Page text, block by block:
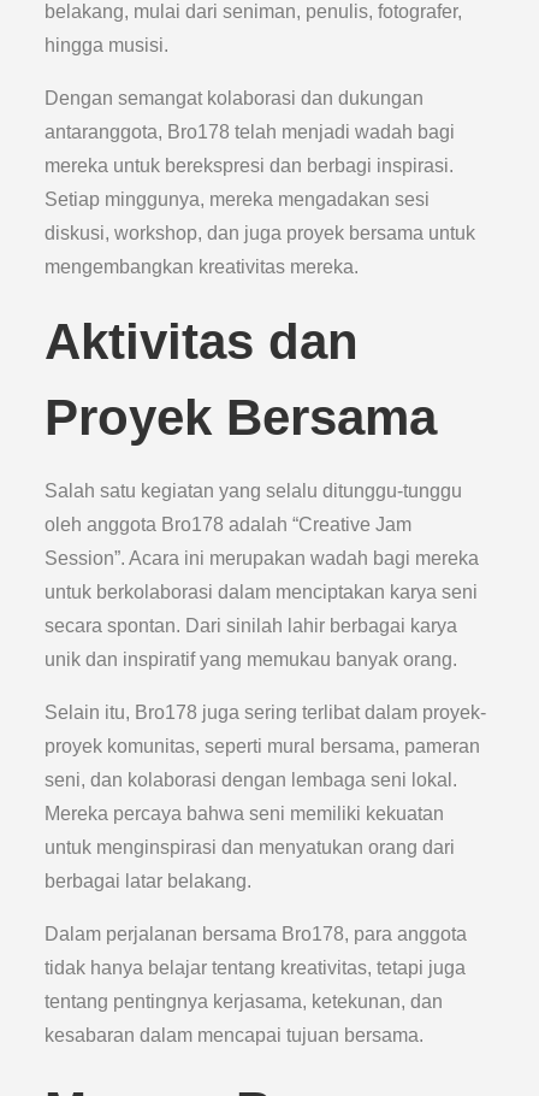
belakang, mulai dari seniman, penulis, fotografer,
hingga musisi.
Dengan semangat kolaborasi dan dukungan
antaranggota, Bro178 telah menjadi wadah bagi
mereka untuk berekspresi dan berbagi inspirasi.
Setiap minggunya, mereka mengadakan sesi
diskusi, workshop, dan juga proyek bersama untuk
mengembangkan kreativitas mereka.
Aktivitas dan
Proyek Bersama
Salah satu kegiatan yang selalu ditunggu-tunggu
oleh anggota Bro178 adalah “Creative Jam
Session”. Acara ini merupakan wadah bagi mereka
untuk berkolaborasi dalam menciptakan karya seni
secara spontan. Dari sinilah lahir berbagai karya
unik dan inspiratif yang memukau banyak orang.
Selain itu, Bro178 juga sering terlibat dalam proyek-
proyek komunitas, seperti mural bersama, pameran
seni, dan kolaborasi dengan lembaga seni lokal.
Mereka percaya bahwa seni memiliki kekuatan
untuk menginspirasi dan menyatukan orang dari
berbagai latar belakang.
Dalam perjalanan bersama Bro178, para anggota
tidak hanya belajar tentang kreativitas, tetapi juga
tentang pentingnya kerjasama, ketekunan, dan
kesabaran dalam mencapai tujuan bersama.